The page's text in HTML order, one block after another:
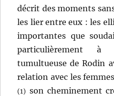
décrit des moments
les lier entre eux : les
importantes que
particulièrement
tumultueuse de Rodin
relation avec les
(1) son cheminement